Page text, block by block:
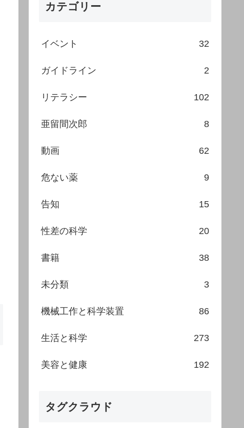
カテゴリー
イベント 32
ガイドライン 2
リテラシー 102
亜留間次郎 8
動画 62
危ない薬 9
告知 15
性差の科学 20
書籍 38
未分類 3
機械工作と科学装置 86
生活と科学 273
美容と健康 192
タグクラウド